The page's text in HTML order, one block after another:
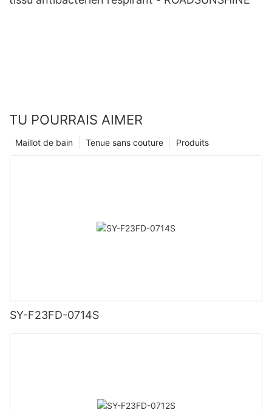
TU POURRAIS AIMER
Produits
Tenue sans couture
Maillot de bain
SY-F23FD-0714S